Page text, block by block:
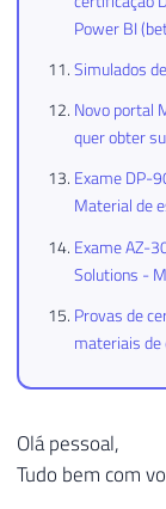
Power BI
Simulados
Novo portal
quer obter
Exame DP-
Material de
Exame AZ-
Solutions -
Provas de
materiais
Olá pessoal,
Tudo bem com